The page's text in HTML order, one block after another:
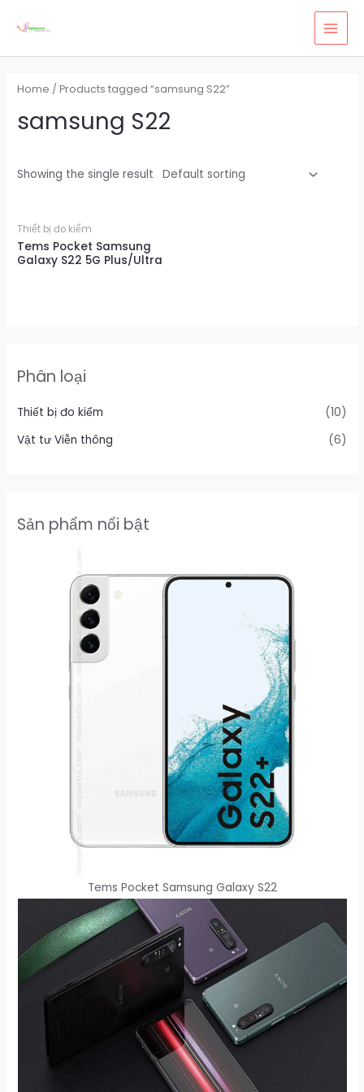
Phân loại
Thiết bị đo kiểm
(10)
Vật tư Viễn thông
(6)
Sản phẩm nổi bật
Tems Pocket Samsung Galaxy S22
Home / Products tagged “samsung S22”
samsung S22
Showing the single result
Thiết bị đo kiểm
Tems Pocket Samsung
Galaxy S22 5G Plus/Ultra